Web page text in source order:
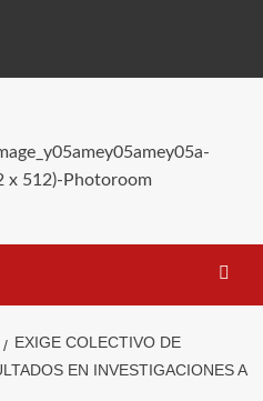
EXIGE COLECTIVO DE
EN INVESTIGACIONES A